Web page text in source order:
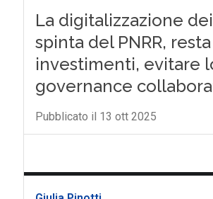
La digitalizzazione
spinta del PNRR,
investimenti, evitare
governance
Pubblicato il 13 ott 2025